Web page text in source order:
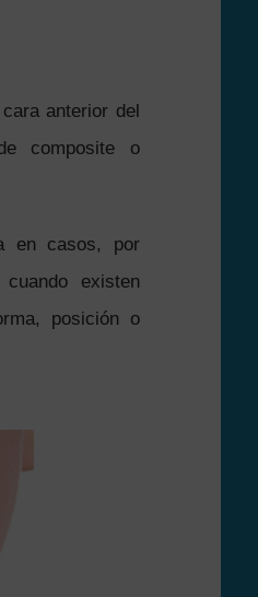
anterior del
composite o
en casos, por
existen
posición o